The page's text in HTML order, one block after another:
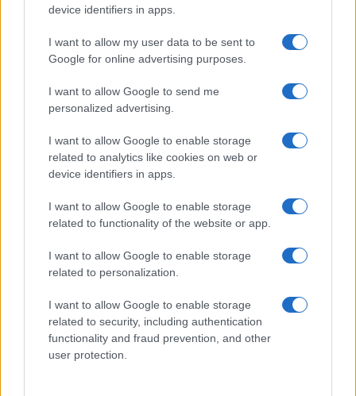
device identifiers in apps.
I want to allow my user data to be sent to
Google for online advertising purposes.
I want to allow Google to send me
personalized advertising.
I want to allow Google to enable storage
related to analytics like cookies on web or
device identifiers in apps.
I want to allow Google to enable storage
related to functionality of the website or app.
I want to allow Google to enable storage
related to personalization.
I want to allow Google to enable storage
related to security, including authentication
functionality and fraud prevention, and other
user protection.
FINANZAS
Guía completa sobre tarjetas cripto: fees, cashback y seguridad
COTIZACIONES CRYPTO
Nombre